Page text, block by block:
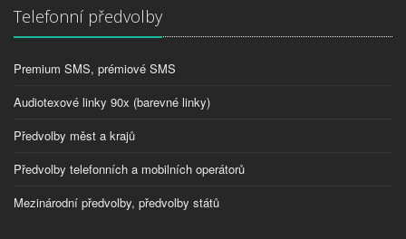
Telefonní předvolby
Premium SMS, prémiové SMS
Audiotexové linky 90x (barevné linky)
Předvolby měst a krajů
Předvolby telefonních a mobilních operátorů
Mezinárodní předvolby, předvolby států